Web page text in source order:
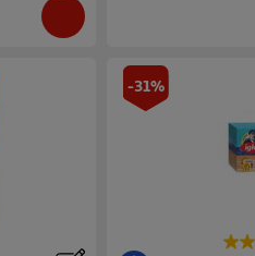
-31%